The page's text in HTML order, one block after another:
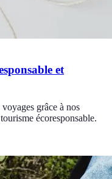
et
grâce à nos
écoresponsable.